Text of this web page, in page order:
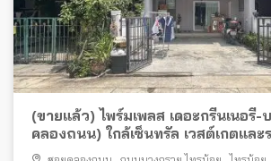
(ขายแล้ว) ไพร์มเพลส เดอะกรีนเนอรี่
คลองถนน) ใกล้เซ็นทรัล เวสต์เกตและ